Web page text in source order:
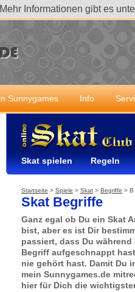
Informationen gibt es
Sunnygames Info
Skat spielen Regeln
Startseite > Spiele > Skat > Begriffe > B
Skat Begriffe
Ganz egal ob Du ein Skat
bist, aber es ist Dir
passiert, dass Du
Begriff aufgeschnappt
nie gehört hast. Damit Du
mein Sunnygames.de
hier für Dich die